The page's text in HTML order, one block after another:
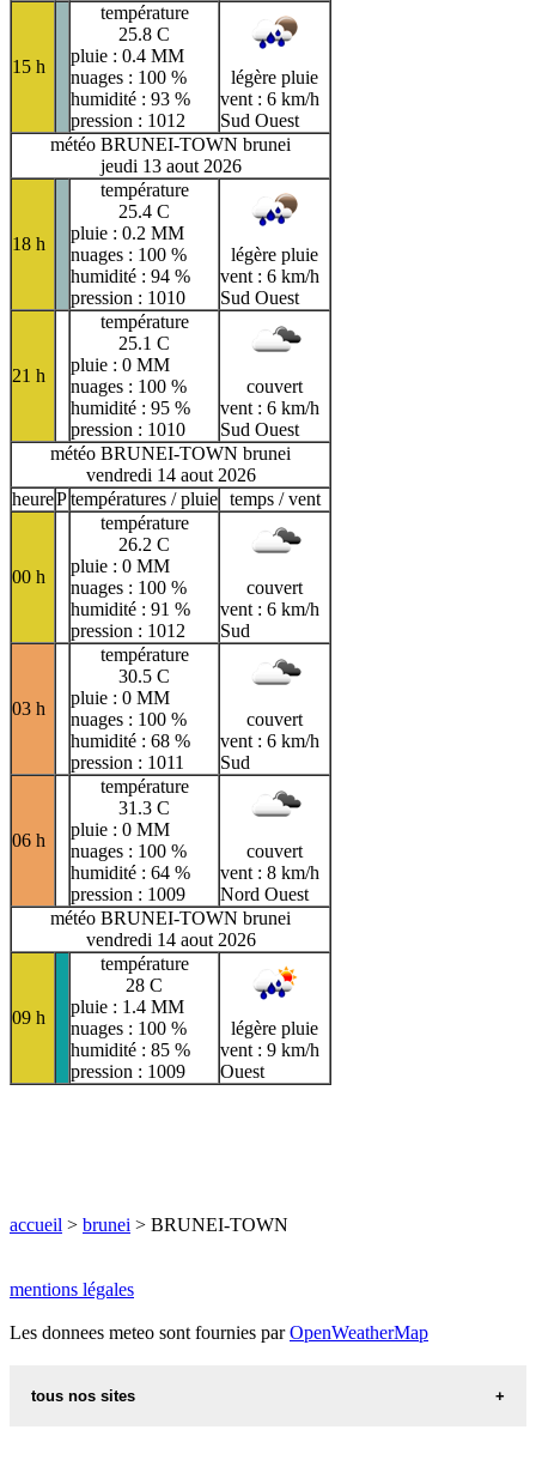
15 h
température
25.8 C
pluie : 0.4 MM
nuages : 100 %
humidité : 93 %
pression : 1012
légère pluie
vent : 6 km/h
Sud Ouest
météo BRUNEI-TOWN brunei
jeudi 13 aout 2026
18 h
température
25.4 C
pluie : 0.2 MM
nuages : 100 %
humidité : 94 %
pression : 1010
légère pluie
vent : 6 km/h
Sud Ouest
21 h
température
25.1 C
pluie : 0 MM
nuages : 100 %
humidité : 95 %
pression : 1010
couvert
vent : 6 km/h
Sud Ouest
météo BRUNEI-TOWN brunei
vendredi 14 aout 2026
heurePtempératures / pluie temps / vent
00 h
température
26.2 C
pluie : 0 MM
nuages : 100 %
humidité : 91 %
pression : 1012
couvert
vent : 6 km/h
Sud
03 h
température
30.5 C
pluie : 0 MM
nuages : 100 %
humidité : 68 %
pression : 1011
couvert
vent : 6 km/h
Sud
06 h
température
31.3 C
pluie : 0 MM
nuages : 100 %
humidité : 64 %
pression : 1009
couvert
vent : 8 km/h
Nord Ouest
météo BRUNEI-TOWN brunei
vendredi 14 aout 2026
09 h
température
28 C
pluie : 1.4 MM
nuages : 100 %
humidité : 85 %
pression : 1009
légère pluie
vent : 9 km/h
Ouest
accueil > brunei > BRUNEI-TOWN
mentions légales
Les donnees meteo sont fournies parOpenWeatherMap
tous nos sites